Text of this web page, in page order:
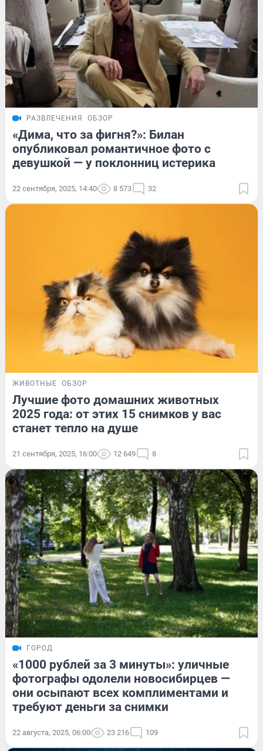
РАЗВЛЕЧЕНИЯ ОБЗОР
«Дима, что за фигня?»: Билан
опубликовал романтичное фото с
девушкой — у поклонниц истерика
22 сентября, 2025, 14:40 8 573 32
ЖИВОТНЫЕ ОБЗОР
Лучшие фото домашних животных
2025 года: от этих 15 снимков у вас
станет тепло на душе
21 сентября, 2025, 16:00 12 649 8
ГОРОД
«1000 рублей за 3 минуты»: уличные
фотографы одолели новосибирцев —
они осыпают всех комплиментами и
требуют деньги за снимки
22 августа, 2025, 06:00 23 216 109